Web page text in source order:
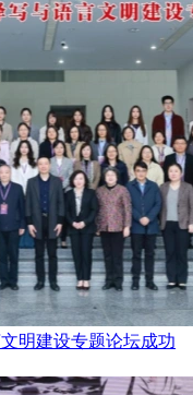
明建设专题论坛成功